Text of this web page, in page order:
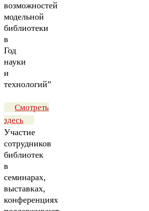
возможностей
модельной
библиотеки
в
Год
науки
и
технологий”
Смотреть
здесь
Участие
сотрудников
библиотек
в
семинарах,
выставках,
конференциях